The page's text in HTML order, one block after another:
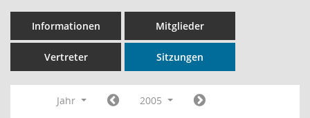
Informationen Mitglieder
Vertreter Sitzungen
Jahr
2005